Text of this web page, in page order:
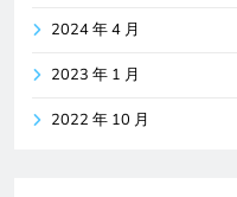
2024 年 4 月
2023 年 1 月
2022 年 10 月